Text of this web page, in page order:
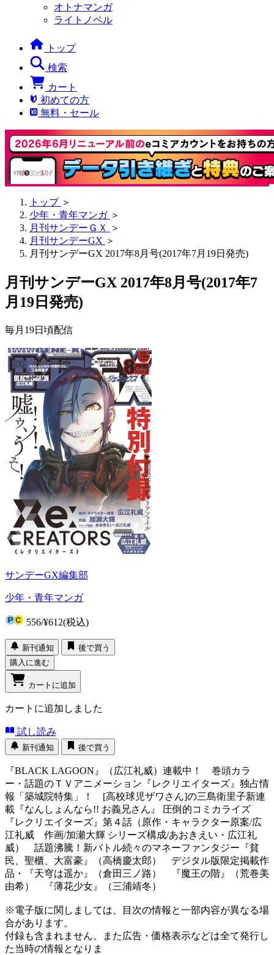
オトナマンガ
ライトノベル
トップ
検索
カート
初めての方
無料・セール
トップ ＞
少年・青年マンガ ＞
月刊サンデーＧＸ
＞
月刊サンデーGX ＞
月刊サンデーGX 2017年8月号(2017年7月19日発売)
月刊サンデーGX 2017年8月号(2017年7
月19日発売)
毎月19日頃配信
サンデーGX編集部
少年・青年マンガ
556/¥612(税込)
新刊通知
後で買う
購入に進む
カートに追加
カートに追加しました
試し読み
新刊通知 後で買う
『BLACK LAGOON』（広江礼威）連載中！ 巻頭カラ
ー・話題のＴＶアニメーション『レクリエイターズ』独占情
報「築城院特集」！ [高校球児ザワさん]の三島衛里子新連
載『なんしょんなら!! お義兄さん』 圧倒的コミカライズ
『レクリエイターズ』第４話（原作・キャラクター原案/広
江礼威 作画/加瀬大輝 シリーズ構成/あおきえい・広江礼
威） 話題沸騰！新バトル続々のマネーファンタジー『貧
民、聖櫃、大富豪』（高橋慶太郎） デジタル版限定掲載作
品・『天穹は遥か』（倉田三ノ路） 『魔王の階』（荒巻美
由希） 『薄花少女』（三浦靖冬）
※電子版に関しましては、目次の情報と一部内容が異なる場
合があります。
付録も含まれません。また広告・価格表示などは全て発行し
た当時の情報となりま